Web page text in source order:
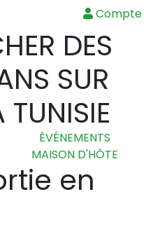
Compte
DES
SUR
TUNISIE
ÉVÉNEMENTS
MAISON D'HÔTE
en